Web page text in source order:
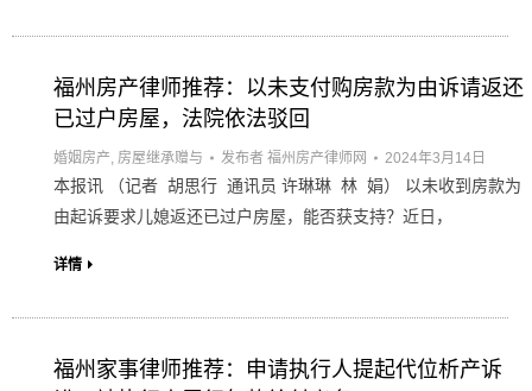
福州房产律师推荐：以未支付购房款为由诉请返还
已过户房屋，法院依法驳回
婚姻房产, 房屋继承赠与 发布者 福州房产律师网 2024年3月14日
本报讯 （记者 胡思行 通讯员 许琳琳 林 娟） 以未收到房款为
由起诉要求儿媳返还已过户房屋，能否获支持？近日，
详情
福州家事律师推荐：申请执行人提起代位析产诉